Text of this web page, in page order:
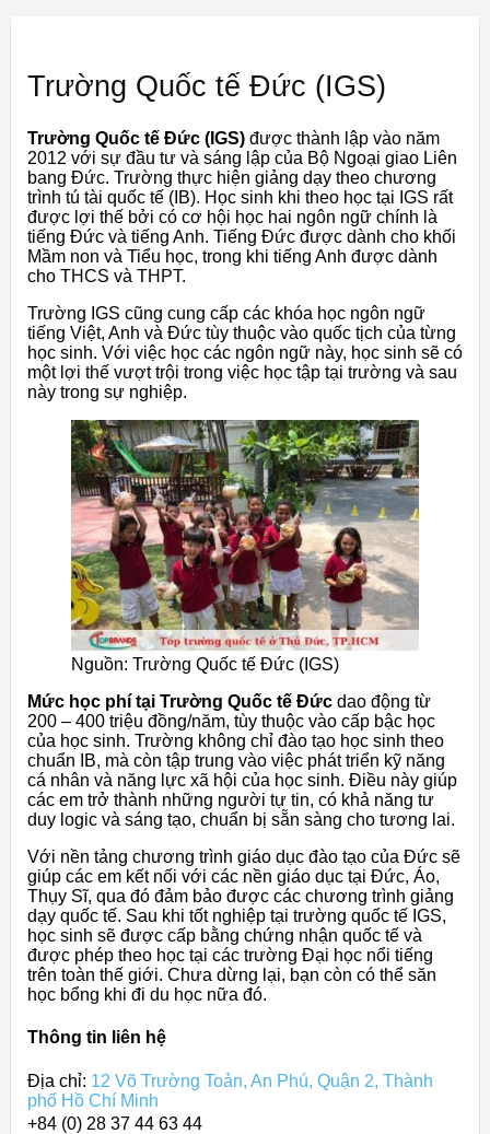
Trường Quốc tế Đức (IGS)
Trường Quốc tế Đức (IGS) được thành lập vào năm
2012 với sự đầu tư và sáng lập của Bộ Ngoại giao Liên
bang Đức. Trường thực hiện giảng dạy theo chương
trình tú tài quốc tế (IB). Học sinh khi theo học tại IGS rất
được lợi thế bởi có cơ hội học hai ngôn ngữ chính là
tiếng Đức và tiếng Anh. Tiếng Đức được dành cho khối
Mầm non và Tiểu học, trong khi tiếng Anh được dành
cho THCS và THPT.
Trường IGS cũng cung cấp các khóa học ngôn ngữ
tiếng Việt, Anh và Đức tùy thuộc vào quốc tịch của từng
học sinh. Với việc học các ngôn ngữ này, học sinh sẽ có
một lợi thế vượt trội trong việc học tập tại trường và sau
này trong sự nghiệp.
Nguồn: Trường Quốc tế Đức (IGS)
Mức học phí tại Trường Quốc tế Đức dao động từ
200 – 400 triệu đồng/năm, tùy thuộc vào cấp bậc học
của học sinh. Trường không chỉ đào tạo học sinh theo
chuẩn IB, mà còn tập trung vào việc phát triển kỹ năng
cá nhân và năng lực xã hội của học sinh. Điều này giúp
các em trở thành những người tự tin, có khả năng tư
duy logic và sáng tạo, chuẩn bị sẵn sàng cho tương lai.
Với nền tảng chương trình giáo dục đào tạo của Đức sẽ
giúp các em kết nối với các nền giáo dục tại Đức, Áo,
Thụy Sĩ, qua đó đảm bảo được các chương trình giảng
dạy quốc tế. Sau khi tốt nghiệp tại trường quốc tế IGS,
học sinh sẽ được cấp bằng chứng nhận quốc tế và
được phép theo học tại các trường Đại học nổi tiếng
trên toàn thế giới. Chưa dừng lại, bạn còn có thể săn
học bổng khi đi du học nữa đó.
Thông tin liên hệ
Địa chỉ: 12 Võ Trường Toản, An Phú, Quận 2, Thành
phố Hồ Chí Minh
+84 (0) 28 37 44 63 44